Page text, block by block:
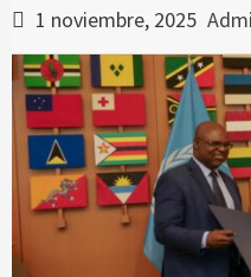
1 noviembre, 2025